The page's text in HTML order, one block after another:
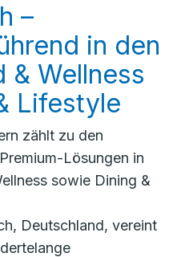
–
in den
& Wellness
Lifestyle
zählt zu den
Lösungen in
sowie Dining &
Deutschland, vereint